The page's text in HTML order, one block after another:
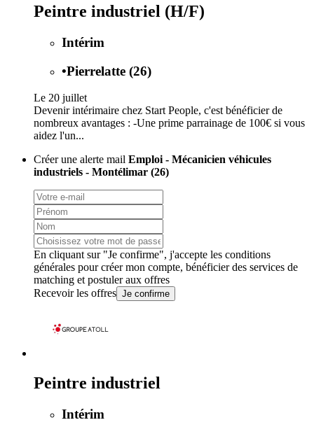
Peintre industriel (H/F)
Intérim
•Pierrelatte (26)
Le 20 juillet
Devenir intérimaire chez Start People, c'est bénéficier de
nombreux avantages : -Une prime parrainage de 100€ si vous
aidez l'un...
Créer une alerte mail Emploi - Mécanicien véhicules
industriels - Montélimar (26)
En cliquant sur "Je confirme", j'accepte les conditions
générales pour créer mon compte, bénéficier des services de
matching et postuler aux offres
Recevoir les offres Je confirme
Peintre industriel
Intérim